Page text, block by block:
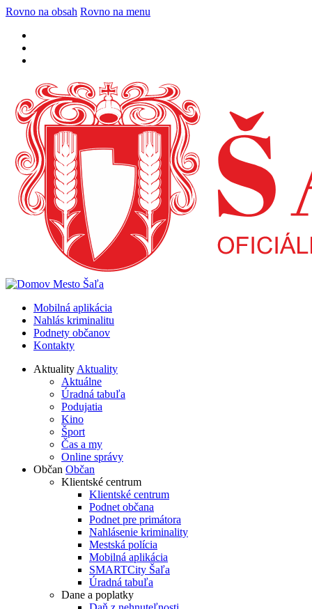
Rovno na obsah Rovno na menu
Mobilná aplikácia
Nahlás kriminalitu
Podnety občanov
Kontakty
AktualityAktuality
Aktuálne
Úradná tabuľa
Podujatia
Kino
Šport
Čas a my
Online správy
Občan Občan
Klientské centrum
Klientské centrum
Podnet občana
Podnet pre primátora
Nahlásenie kriminality
Mestská polícia
Mobilná aplikácia
SMARTCity Šaľa
Úradná tabuľa
Dane a poplatky